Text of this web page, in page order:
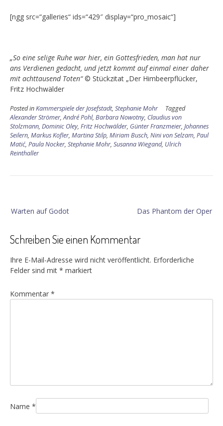
[ngg src=“galleries“ ids=“429″ display=“pro_mosaic“]
„So eine selige Ruhe war hier, ein Gottesfrieden, man hat nur
ans Verdienen gedacht, und jetzt kommt auf einmal einer daher
mit achttausend Toten“© Stückzitat „Der Himbeerpflücker,
Fritz Hochwälder
Posted inKammerspiele der Josefstadt, Stephanie Mohr
Tagged
Alexander Strömer,André Pohl, Barbara Nowotny, Claudius von
Stolzmann, Dominic Oley, Fritz Hochwälder, Günter Franzmeier, Johannes
Seilern, Markus Kofler, Martina Stilp, Miriam Busch, Nini von Selzam, Paul
Matić, Paula Nocker, Stephanie Mohr, Susanna Wiegand, Ulrich
Reinthaller
Das Phantom der Oper
Warten auf Godot
Schreiben Sie einen Kommentar
Ihre E-Mail-Adresse wird nicht veröffentlicht. Erforderliche
Felder sind mit * markiert
Kommentar *
Name *